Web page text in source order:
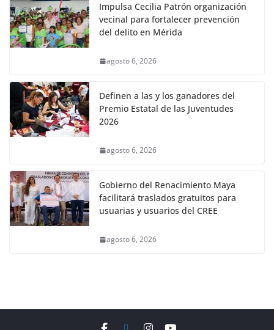
Impulsa Cecilia Patrón organización
vecinal para fortalecer prevención
del delito en Mérida
agosto 6, 2026
Definen a las y los ganadores del
Premio Estatal de las Juventudes
2026
agosto 6, 2026
Gobierno del Renacimiento Maya
facilitará traslados gratuitos para
usuarias y usuarios del CREE
agosto 6, 2026